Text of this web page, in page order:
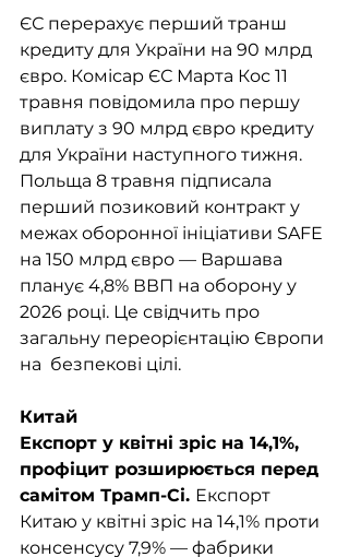
ЄС перерахує перший транш
кредиту для України на 90 млрд
євро. Комісар ЄС Марта Кос 11
травня повідомила про першу
виплату з 90 млрд євро кредиту
для України наступного тижня.
Польща 8 травня підписала
перший позиковий контракт у
межах оборонної ініціативи SAFE
на 150 млрд євро — Варшава
планує 4,8% ВВП на оборону у
2026 році. Це свідчить про
загальну переорієнтацію Європи
на  безпекові цілі.
Китай
Експорт у квітні зріс на 14,1%,
профіцит розширюється перед
самітом Трамп-Сі. Експорт
Китаю у квітні зріс на 14,1% проти
консенсусу 7,9% — фабрики